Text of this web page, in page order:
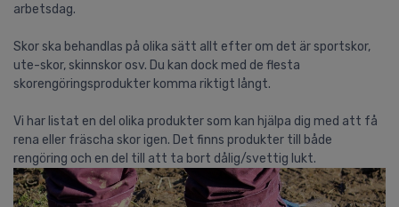
arbetsdag.
Skor ska behandlas på olika sätt allt efter om det är sportskor,
ute-skor, skinnskor osv. Du kan dock med de flesta
skorengöringsprodukter komma riktigt långt.
Vi har listat en del olika produkter som kan hjälpa dig med att få
rena eller fräscha skor igen. Det finns produkter till både
rengöring och en del till att ta bort dålig/svettig lukt.